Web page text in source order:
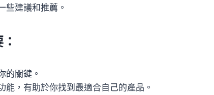
些建議和推薦。
的關鍵。
能，有助於你找到最適合自己的產品。